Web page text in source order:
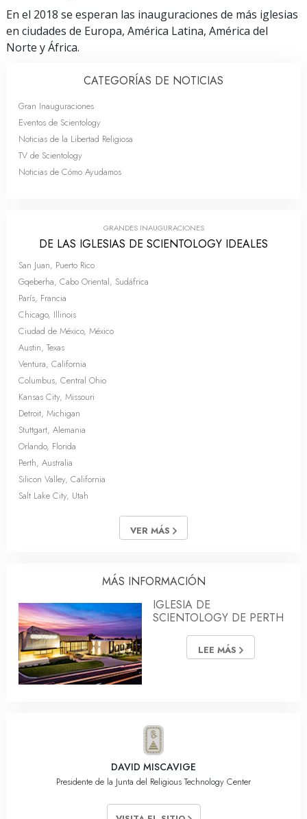
En el 2018 se esperan las inauguraciones de más iglesias
en ciudades de Europa, América Latina, América del
Norte y África.
CATEGORÍAS DE NOTICIAS
Gran Inauguraciones
Eventos de Scientology
Noticias de la Libertad Religiosa
TV de Scientology
Noticias de Cómo Ayudamos
GRANDES INAUGURACIONES
DE LAS IGLESIAS DE SCIENTOLOGY IDEALES
San Juan, Puerto Rico
Gqeberha, Cabo Oriental, Sudáfrica
París, Francia
Chicago, Illinois
Ciudad de México, México
Austin, Texas
Ventura, California
Columbus, Central Ohio
Kansas City, Missouri
Detroit, Michigan
Stuttgart, Alemania
Orlando, Florida
Perth, Australia
Silicon Valley, California
Salt Lake City, Utah
VER MÁS
MÁS INFORMACIÓN
IGLESIA DE
SCIENTOLOGY DE PERTH
LEE MÁS
DAVID MISCAVIGE
Presidente de la Junta del Religious Technology Center